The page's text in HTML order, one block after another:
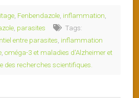
Fenbendazole inflammation
parasites
Tags:
entre parasites inflammation
oméga-3 et maladies d'Alzheimer et
des recherches scientifiques.